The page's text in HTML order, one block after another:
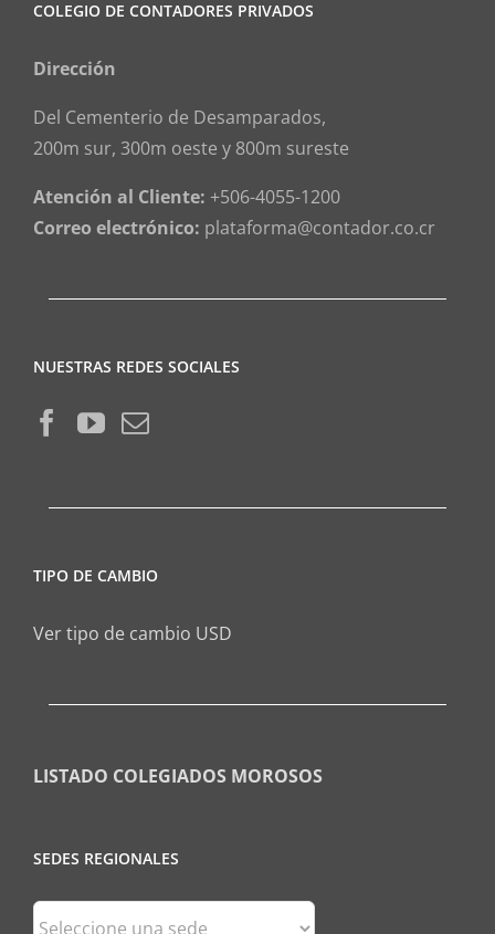
COLEGIO DE CONTADORES PRIVADOS
Dirección
Del Cementerio de Desamparados,
200m sur, 300m oeste y 800m sureste
Atención al Cliente: +506-4055-1200
Correo electrónico: plataforma@contador.co.cr
NUESTRAS REDES SOCIALES
TIPO DE CAMBIO
Ver tipo de cambio USD
LISTADO COLEGIADOS MOROSOS
SEDES REGIONALES
Sedes